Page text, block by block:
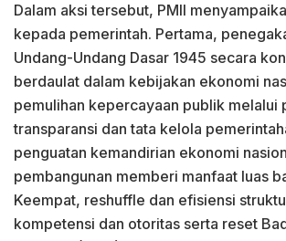
Dalam aksi tersebut, PMII
kepada pemerintah. Pertama,
Undang-Undang Dasar 1945 secara
berdaulat dalam kebijakan ekonomi
pemulihan kepercayaan publik melalui
transparansi dan tata kelola
penguatan kemandirian ekonomi
pembangunan memberi manfaat luas
Keempat, reshuffle dan efisiensi
kompetensi dan otoritas serta reset